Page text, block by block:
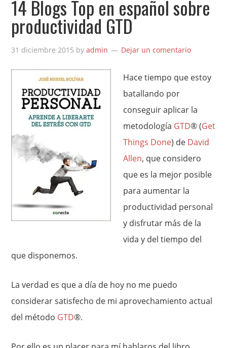
14 Blogs Top en español sobre
productividad GTD
31 diciembre 2015 byadmin Dejar un comentario
Hace tiempo que estoy
batallando por
conseguir aplicar la
metodología GTD® (Get
Things Done) de David
Allen, que considero
que es la mejor posible
para aumentar la
productividad personal
y disfrutar más de la
vida y del tiempo del
que disponemos.
La verdad es que a día de hoy no me puedo
considerar satisfecho de mi aprovechamiento actual
del método GTD®.